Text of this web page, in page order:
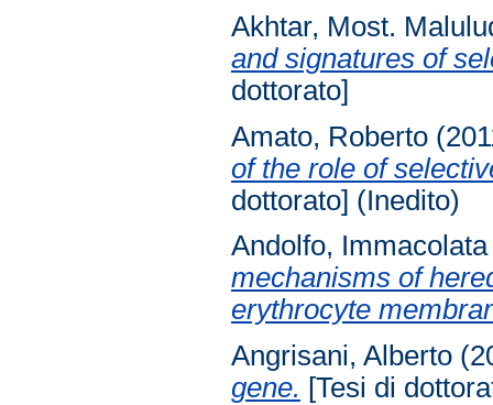
Akhtar, Most.
and signatures of
dottorato]
Amato, Roberto
of the role of
dottorato] (Inedito)
Andolfo, Immacolata
mechanisms of
erythrocyte
Angrisani, Alberto
gene. [Tesi di